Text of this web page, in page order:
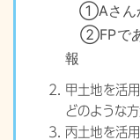
①Aさん
②FPであ
報
甲土地を活
どのような
丙土地を活